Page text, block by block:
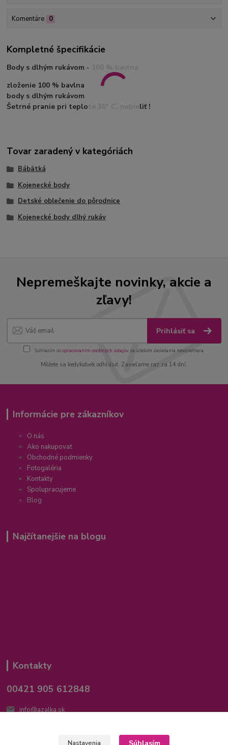
Komentáre 0
Kompletné špecifikácie
Body s dlhým rukávom - 100 % bavlna
zloženie 100 % bavlna
body s dlhým rukávom
Šetrné pranie pri teplote 30° C, nebieliť !
Tovar zaradený v kategóriách
Bábätká
Kojenecké body
Detské oblečenie do pôrodnice
Kojenecké body dlhý rukáv
Nepremeškajte novinky, akcie a
zľavy!
Prihlásiť sa
Súhlasím sospracovaním osobných údajov za účelom zasielania newslettera.
Môžete sa kedykoľvek odhlásiť. Zasielame raz za 14 dní.
Informácie pre zákazníkov
O nás
Ako nakupovať
Obchodné podmienky
Fotogaléria
Kontakty
Spolupracujeme
Blog
Najčítanejšie na blogu
Kontakty
00421 905 612848
info@azalka.sk
Nastavenia